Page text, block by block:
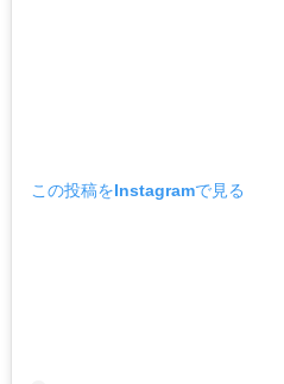
この投稿をInstagramで見る